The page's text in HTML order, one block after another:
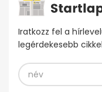
Iratkozz fel a
legérdekesebb